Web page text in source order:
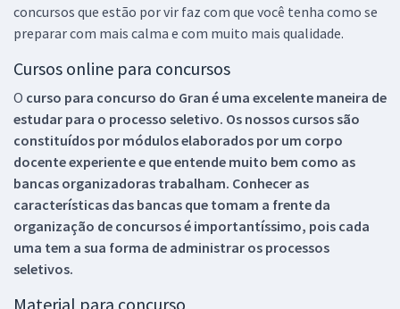
concursos que estão por vir faz com que você tenha como se
preparar com mais calma e com muito mais qualidade.
Cursos online para concursos
O curso para concurso do Gran é uma excelente maneira de
estudar para o processo seletivo. Os nossos cursos são
constituídos por módulos elaborados por um corpo
docente experiente e que entende muito bem como as
bancas organizadoras trabalham. Conhecer as
características das bancas que tomam a frente da
organização de concursos é importantíssimo, pois cada
uma tem a sua forma de administrar os processos
seletivos.
Material para concurso